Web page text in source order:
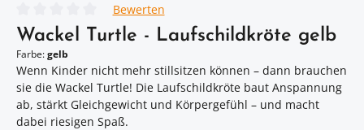
Durchschnittliche Bewertung von 0 von 5 Sternen
Bewerten
Wackel Turtle - Laufschildkröte gelb
Farbe:gelb
Wenn Kinder nicht mehr stillsitzen können – dann brauchen
sie die Wackel Turtle! Die Laufschildkröte baut Anspannung
ab, stärkt Gleichgewicht und Körpergefühl – und macht
dabei riesigen Spaß.